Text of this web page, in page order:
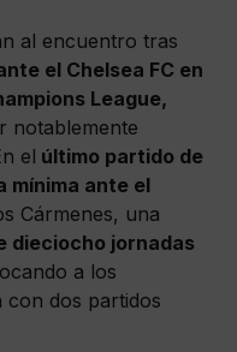
al encuentro tras
el Chelsea FC en
League,
notablemente
el último partido de
mínima ante el
Cármenes, una
dieciocho jornadas
a los
con dos partidos